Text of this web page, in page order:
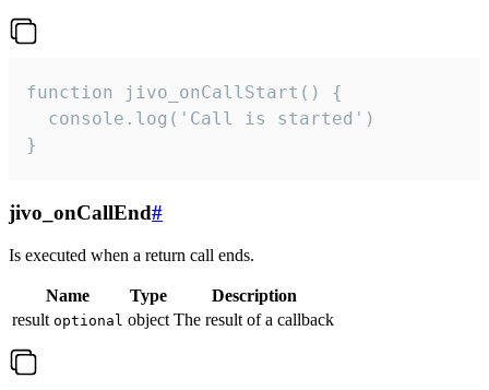
function jivo_onCallStart() {
  console.log('Call is started')
}
jivo_onCallEnd#
Is executed when a return call ends.
Name Type
Description
result optional object The result of a callback